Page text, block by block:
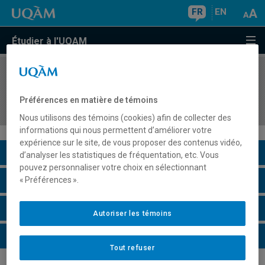
FR EN
Étudier à l'UQAM
COURS//
Méthodologie I
Description du cours
Horaire - Été 2026
Horaire - Automne 2026
Horaire - Hiver 2027
Préférences en matière de témoins
Nous utilisons des témoins (cookies) afin de collecter des
informations qui nous permettent d’améliorer votre
expérience sur le site, de vous proposer des contenus vidéo,
d’analyser les statistiques de fréquentation, etc. Vous
pouvez personnaliser votre choix en sélectionnant
« Préférences ».
Tout refuser
Autoriser les témoins